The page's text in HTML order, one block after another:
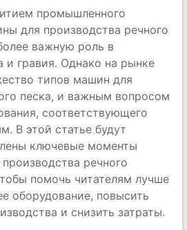
промышленного
для производства речного
важную роль в
и гравия. Однако на рынке
типов машин для
песка, и важным вопросом
соответствующего
В этой статье будут
ключевые моменты
речного
помочь читателям лучше
оборудование, повысить
и снизить затраты.